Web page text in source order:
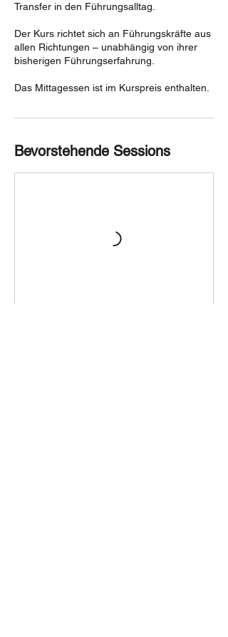
Transfer in den Führungsalltag.
Der Kurs richtet sich an Führungskräfte aus
allen Richtungen – unabhängig von ihrer
bisherigen Führungserfahrung.
Das Mittagessen ist im Kurspreis enthalten.
Bevorstehende Sessions